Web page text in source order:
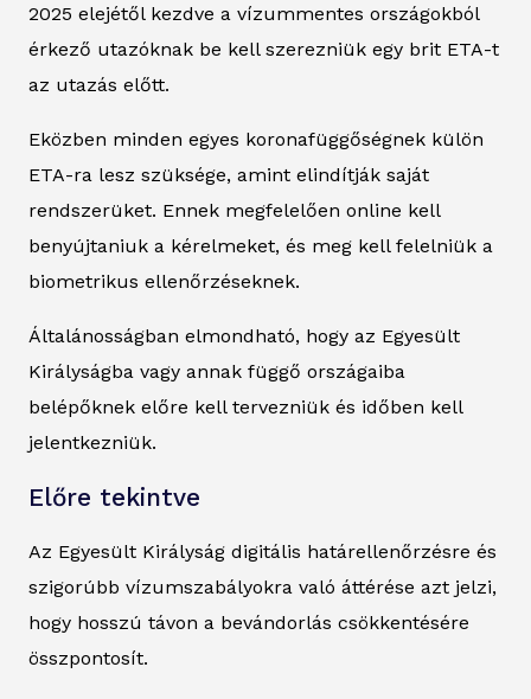
2025 elejétől kezdve a vízummentes országokból
érkező utazóknak be kell szerezniük egy brit ETA-t
az utazás előtt.
Eközben minden egyes koronafüggőségnek külön
ETA-ra lesz szüksége, amint elindítják saját
rendszerüket. Ennek megfelelően online kell
benyújtaniuk a kérelmeket, és meg kell felelniük a
biometrikus ellenőrzéseknek.
Általánosságban elmondható, hogy az Egyesült
Királyságba vagy annak függő országaiba
belépőknek előre kell tervezniük és időben kell
jelentkezniük.
Előre tekintve
Az Egyesült Királyság digitális határellenőrzésre és
szigorúbb vízumszabályokra való áttérése azt jelzi,
hogy hosszú távon a bevándorlás csökkentésére
összpontosít.